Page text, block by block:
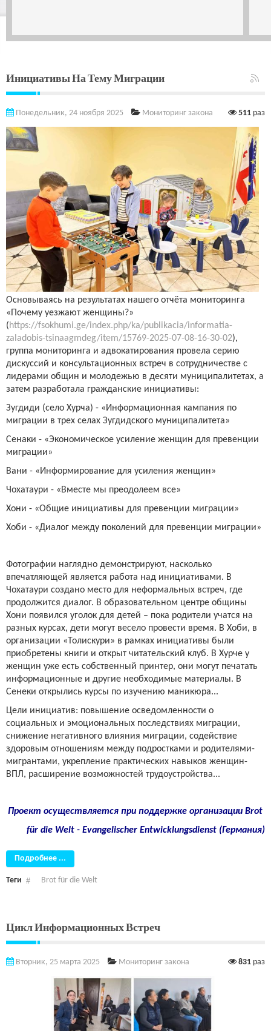
Инициативы На Тему Миграции
Понедельник, 24 ноября 2025 Мониторинг закона 511 раз
Основываясь на результатах нашего отчёта мониторинга
«Почему уезжают женщины?»
(https://fsokhumi.ge/index.php/ka/publikacia/informatia-
zaladobis-tsinaagmdeg/item/15769-2025-07-08-16-30-02),
группа мониторинга и адвокатирования провела серию
дискуссий и консультационных встреч в сотрудничестве с
лидерами общин и молодежью в десяти муниципалитетах, а
затем разработала гражданские инициативы:
Зугдиди (село Хурча) - «Информационная кампания по
миграции в трех селах Зугдидского муниципалитета»
Сенаки - «Экономическое усиление женщин для превенции
миграции»
Вани - «Информирование для усиления женщин»
Чохатаури - «Вместе мы преодолеем все»
Хони - «Общие инициативы для превенции миграции»
Хоби - «Диалог между поколений для превенции миграции»
Фотографии наглядно демонстрируют, насколько
впечатляющей является работа над инициативами. В
Чохатаури создано место для неформальных встреч, где
продолжится диалог. В образовательном центре общины
Хони появился уголок для детей – пока родители учатся на
разных курсах, дети могут весело провести время. В Хоби, в
организации «Толискури» в рамках инициативы были
приобретены книги и открыт читательский клуб. В Хурче у
женщин уже есть собственный принтер, они могут печатать
информационные и другие необходимые материалы. В
Сенеки открылись курсы по изучению маникюра...
Цели инициатив: повышение осведомленности о
социальных и эмоциональных последствиях миграции,
снижение негативного влияния миграции, содействие
здоровым отношениям между подростками и родителями-
мигрантами, укрепление практических навыков женщин-
ВПЛ, расширение возможностей трудоустройства...
Проект осуществляется при поддержке организации Brot
für die Welt - Evangelischer Entwicklungsdienst (Германия)
Подробнее ...
Теги Brot für die Welt
Цикл Информационных Встреч
Вторник, 25 марта 2025 Мониторинг закона 831 раз